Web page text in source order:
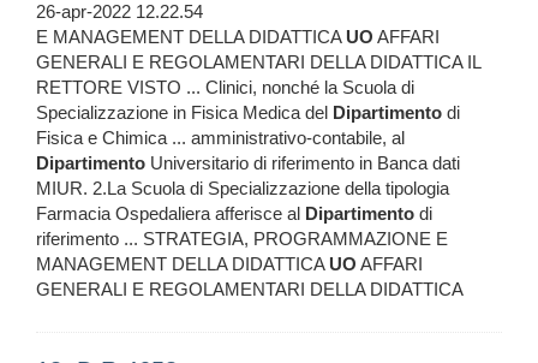
26-apr-2022 12.22.54
E MANAGEMENT DELLA DIDATTICA UO AFFARI
GENERALI E REGOLAMENTARI DELLA DIDATTICA IL
RETTORE VISTO ... Clinici, nonché la Scuola di
Specializzazione in Fisica Medica del Dipartimento di
Fisica e Chimica ... amministrativo-contabile, al
Dipartimento Universitario di riferimento in Banca dati
MIUR. 2.La Scuola di Specializzazione della tipologia
Farmacia Ospedaliera afferisce al Dipartimento di
riferimento ... STRATEGIA, PROGRAMMAZIONE E
MANAGEMENT DELLA DIDATTICA UO AFFARI
GENERALI E REGOLAMENTARI DELLA DIDATTICA